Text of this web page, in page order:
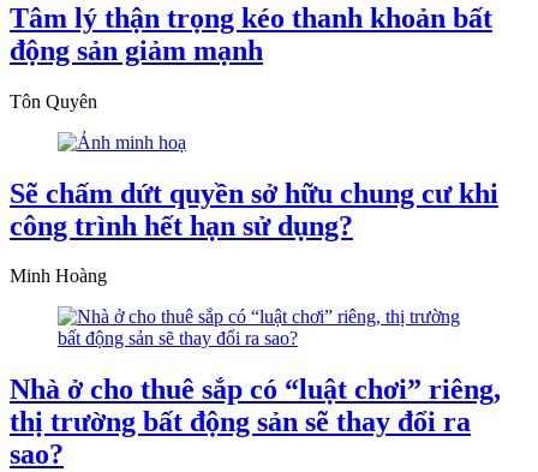
Tâm lý thận trọng kéo thanh khoản bất
động sản giảm mạnh
Tôn Quyên
Sẽ chấm dứt quyền sở hữu chung cư khi
công trình hết hạn sử dụng?
Minh Hoàng
Nhà ở cho thuê sắp có “luật chơi” riêng,
thị trường bất động sản sẽ thay đổi ra
sao?